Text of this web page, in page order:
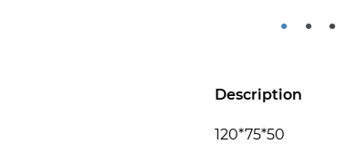
• • •
Description
120*75*50